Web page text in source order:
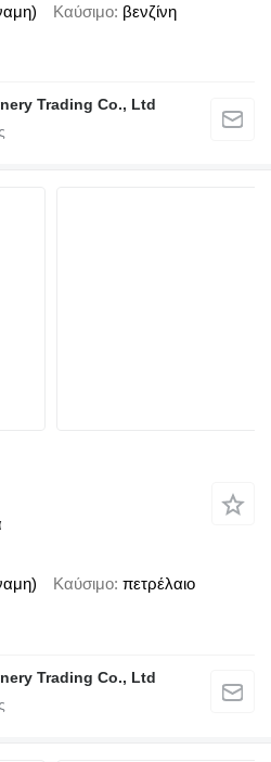
Καύσιμο βενζίνη
Trading Co., Ltd
Καύσιμο πετρέλαιο
Trading Co., Ltd